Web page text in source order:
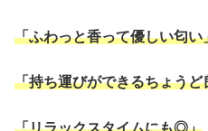
「ふわっと香って優しい匂い
「持ち運びができるちょうど
「リラックスタイムにも◎」